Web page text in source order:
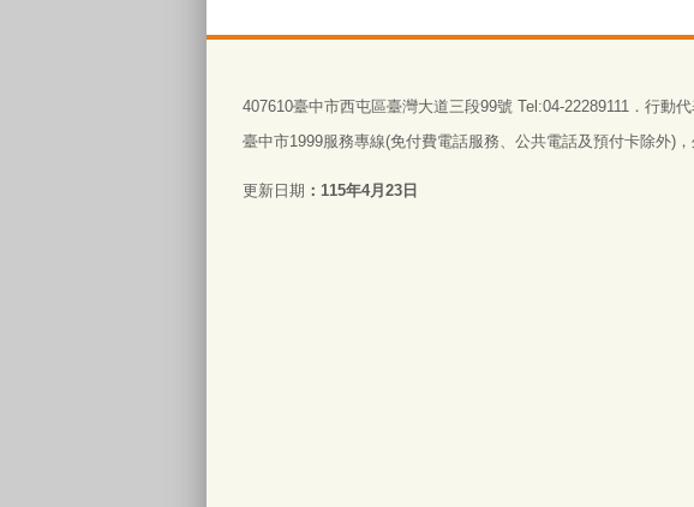
407610臺中市西屯區臺灣大道三段99號 Tel:04-22289111．行動
臺中市1999服務專線(免付費電話服務、公共電話及預付卡除外)
更新日期 115年4月23日